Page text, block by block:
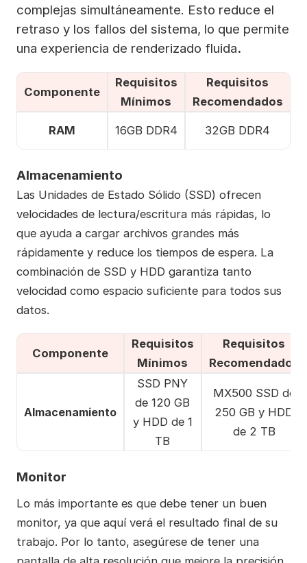
complejas simultáneamente. Esto reduce el
retraso y los fallos del sistema, lo que permite
una experiencia de renderizado fluida.
Componente
Requisitos
Mínimos
Requisitos
Recomendados
RAM 16GB DDR4 32GB DDR4
Almacenamiento
Las Unidades de Estado Sólido (SSD) ofrecen
velocidades de lectura/escritura más rápidas, lo
que ayuda a cargar archivos grandes más
rápidamente y reduce los tiempos de espera. La
combinación de SSD y HDD garantiza tanto
velocidad como espacio suficiente para todos sus
datos.
Componente
Requisitos
Mínimos
Requisitos
Recomendados
Almacenamiento
SSD PNY
de 120 GB
y HDD de 1
TB
MX500 SSD de
250 GB y HDD
de 2 TB
Monitor
Lo más importante es que debe tener un buen
monitor, ya que aquí verá el resultado final de su
trabajo. Por lo tanto, asegúrese de tener una